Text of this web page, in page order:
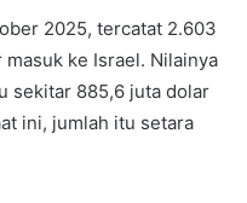
2025, tercatat 2.603
ke Israel. Nilainya
sekitar 885,6 juta dolar
ini, jumlah itu setara